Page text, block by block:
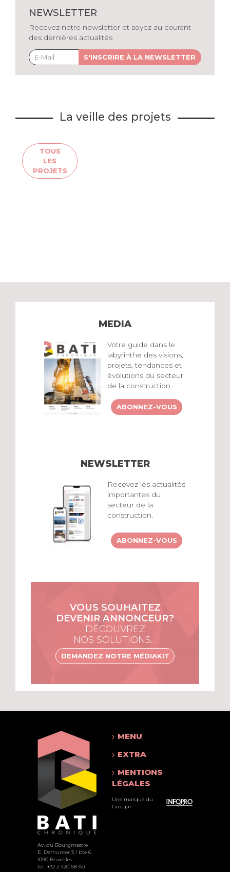
NEWSLETTER
Recevez notre newsletter et soyez au courant
des dernières actualités
S'INSCRIRE À LA NEWSLETTER
La veille des projets
TOUS
LES
PROJETS
MEDIA
Votre guide dans le
labyrinthe des visions,
projets, tendances et
évolutions du secteur
de la construction
ABONNEZ-VOUS
NEWSLETTER
Recevez les actualités
importantes du
secteur de la
construction.
ABONNEZ-VOUS
VOUS SOUHAITEZ
DEVENIR ANNONCEUR?
DÉCOUVREZ
NOS SOLUTIONS…
DEMANDEZ NOTRE MÉDIAKIT
Av. du Bourgmestre
E. Demunter 3 / bte 6
1090 Bruxelles
Tel.: +32 2 420 68 60
MENU
EXTRA
MENTIONS
LÉGALES
Une marque du
Groupe